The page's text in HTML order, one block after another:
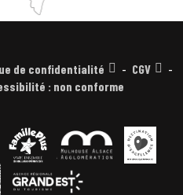
de confidentialité
CGV
: non conforme